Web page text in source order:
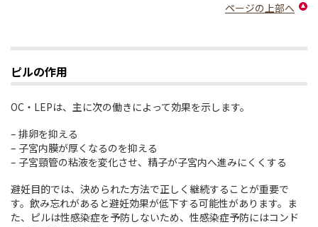
ページの上部へ
ピルの作用
OC・LEPは、主に次の働きによって効果を示します。
– 排卵を抑える
– 子宮内膜が厚くなるのを抑える
– 子宮頸管の粘液を変化させ、精子が子宮内へ進みにくくする
避妊目的では、決められた方法で正しく継続することが重要で
す。飲み忘れがあると避妊効果が低下する可能性があります。ま
た、ピルは性感染症を予防しないため、性感染症予防にはコンド